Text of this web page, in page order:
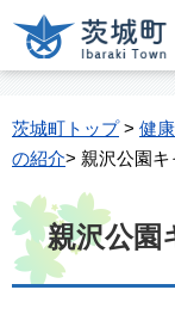
茨城町トップ> 健
の紹介> 親沢公園キ
親沢公園